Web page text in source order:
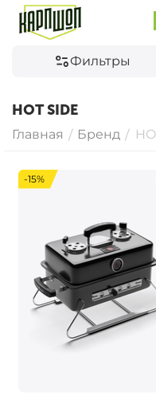
Фильтры
HOT SIDE
Главная / Бренд /
-15%